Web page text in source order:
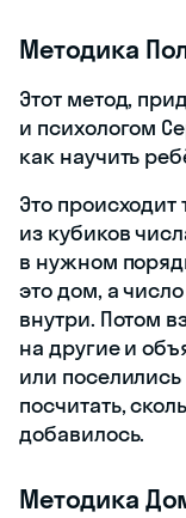
Методика
Этот метод,
и психологом
как научить
Это происходит
из кубиков
в нужном
это дом, а
внутри. Потом
на другие и
или
посчитать,
добавилось.
Методика